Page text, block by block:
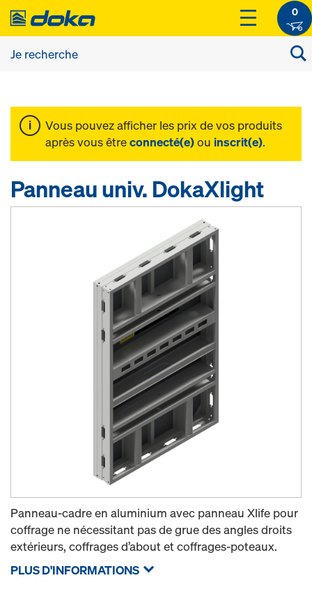
0
Vous pouvez afficher les prix de vos produits
après vous êtreconnecté(e)ou inscrit(e).
Panneau univ. DokaXlight
Panneau-cadre en aluminium avec panneau Xlife pour
coffrage ne nécessitant pas de grue des angles droits
extérieurs, coffrages d’about et coffrages-poteaux.
PLUS D'INFORMATIONS